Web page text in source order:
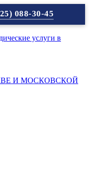
088-30-45
И МОСКОВСКОЙ